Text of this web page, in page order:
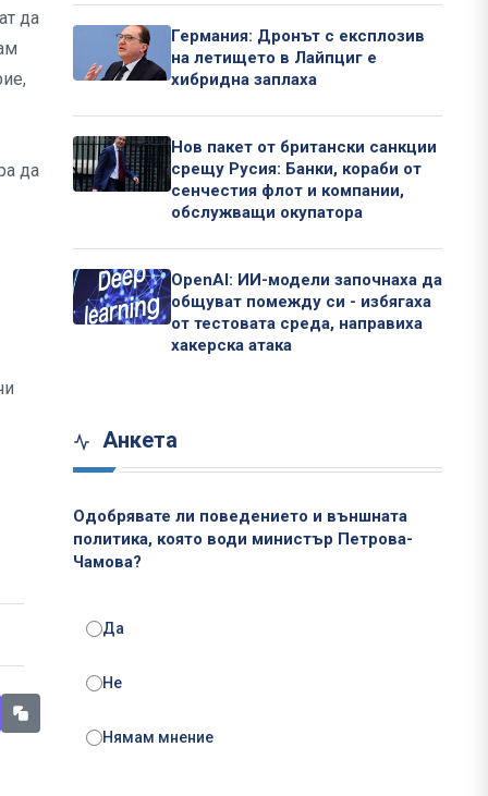
да
да
Германия: Дронът с експлозив
на летището в Лайпциг е
хибридна заплаха
Нов пакет от британски санкции
срещу Русия: Банки, кораби от
сенчестия флот и компании,
обслужващи окупатора
OpenAI: ИИ-модели започнаха да
общуват помежду си - избягаха
от тестовата среда, направиха
хакерска атака
Анкета
Одобрявате ли поведението и външната
политика, която води министър Петрова-
Чамова?
Да
Не
Нямам мнение